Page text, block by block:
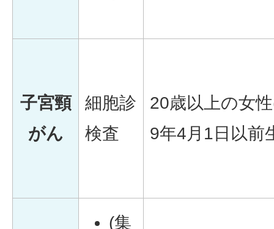
子宮頸
がん
細胞診
検査
20歳以上の女
9年4月1日以前
(集